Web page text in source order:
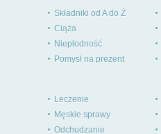
Składniki od A do Ż
Ciąża
Niepłodność
Pomysł na prezent
Leczenie
Męskie sprawy
Odchudzanie